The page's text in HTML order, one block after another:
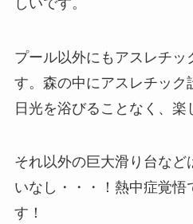
プール以外にもアスレチッ
す。森の中にアスレチック
日光を浴びることなく、楽
それ以外の巨大滑り台など
いなし・・・！熱中症覚悟
す！